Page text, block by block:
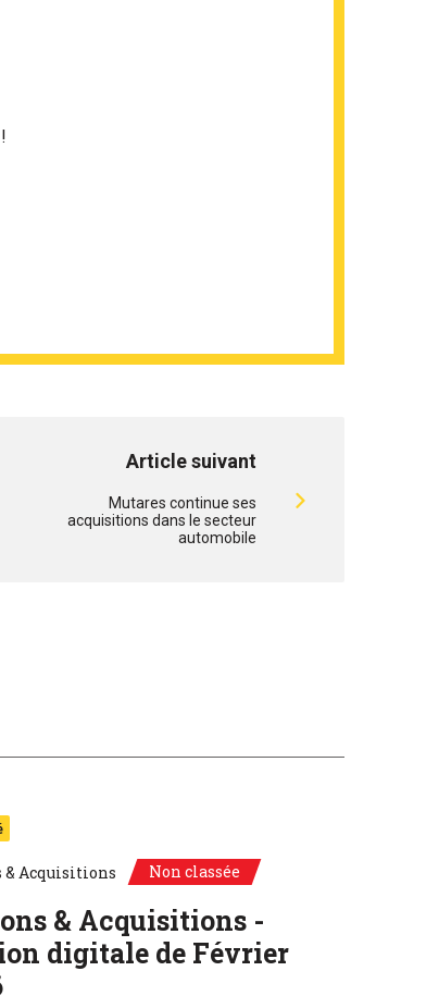
Article suivant
Mutares continue ses
acquisitions dans le secteur
automobile
& Acquisitions Non classée
& Acquisitions -
digitale de Février